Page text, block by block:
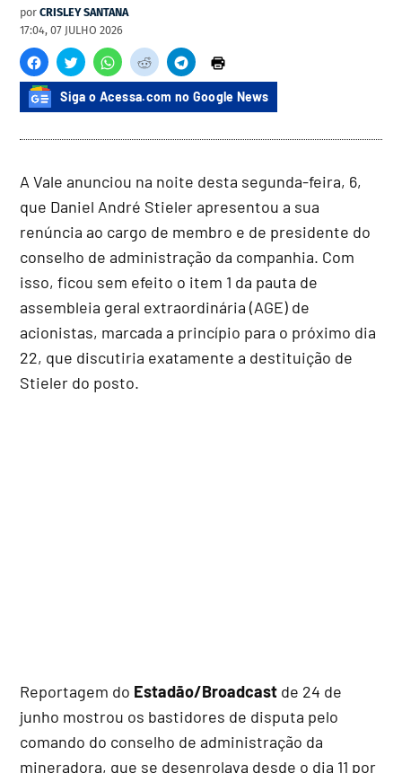
por CRISLEY SANTANA
17:04, 07 JULHO 2026
Siga o Acessa.com no Google News
A Vale anunciou na noite desta segunda-feira, 6,
que Daniel André Stieler apresentou a sua
renúncia ao cargo de membro e de presidente do
conselho de administração da companhia. Com
isso, ficou sem efeito o item 1 da pauta de
assembleia geral extraordinária (AGE) de
acionistas, marcada a princípio para o próximo dia
22, que discutiria exatamente a destituição de
Stieler do posto.
Reportagem do Estadão/Broadcast de 24 de
junho mostrou os bastidores de disputa pelo
comando do conselho de administração da
mineradora, que se desenrolava desde o dia 11 por